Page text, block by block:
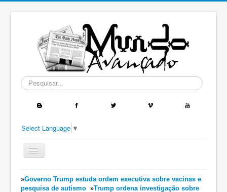
Pesquisar...
Select Language ▼
Ativar/Desativar
navegação
≡
»Governo Trump estuda ordem executiva sobre vacinas e
pesquisa de autismo »Trump ordena investigação sobre